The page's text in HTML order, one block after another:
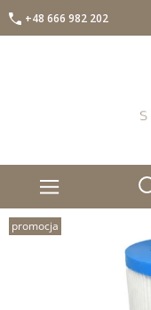
+48 666 982 202
promocja